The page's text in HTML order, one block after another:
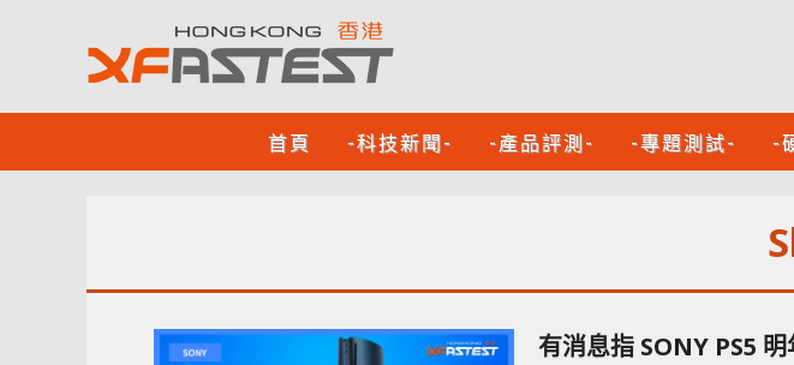
首頁 -科技新聞- -產品評測- -專題測試- -
有消息指 SONY PS5